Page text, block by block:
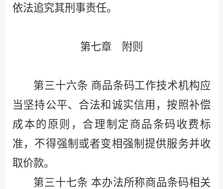
依法追究其刑事责任。
第七章 附则
第三十六条 商品条码工作技术机构应
当坚持公平、合法和诚实信用，按照补偿
成本的原则，合理制定商品条码收费标
准，不得强制或者变相强制提供服务并收
取价款。
第三十七条 本办法所称商品条码相关